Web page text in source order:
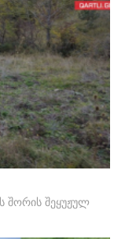
შორის შეყუჟულ